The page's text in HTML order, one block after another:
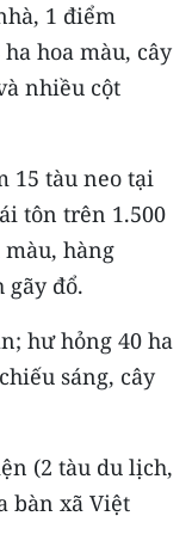
1 điểm
hoa màu, cây
nhiều cột
15 tàu neo tại
tôn trên 1.500
hàng
gãy đổ.
hư hỏng 40 ha
sáng, cây
(2 tàu du lịch,
bàn xã Việt